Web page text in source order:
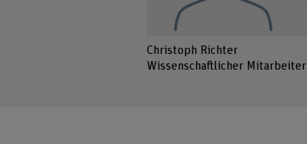
Christoph Richter
Wissenschaftlicher Mitarbeiter